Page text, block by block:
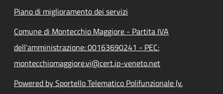
Piano di miglioramento dei servizi
Comune di Montecchio Maggiore - Partita IVA
dell'amministrazione: 00163690241 - PEC:
montecchiomaggiore.vi@cert.ip-veneto.net
Powered by Sportello Telematico Polifunzionale (v.